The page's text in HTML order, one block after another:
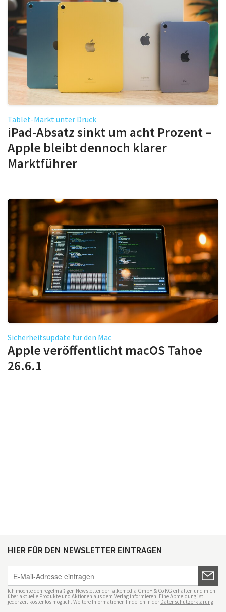
Tablet-Markt unter Druck
iPad-Absatz sinkt um acht Prozent –
Apple bleibt dennoch klarer
Marktführer
Sicherheitsupdate für den Mac
Apple veröffentlicht macOS Tahoe
26.6.1
HIER FÜR DEN NEWSLETTER EINTRAGEN
Ich möchte den regelmäßigen Newsletter der falkemedia GmbH & Co KG erhalten und mich
über aktuelle Produkte und Aktionen aus dem Verlag informieren. Eine Abmeldung ist
jederzeit kostenlos möglich. Weitere Informationen finde ich in der Datenschutzerklärung.